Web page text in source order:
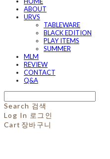
ABOUT
URVS
TABLEWARE
BLACK EDITION
PLAY ITEMS
SUMMER
MLM
REVIEW
CONTACT
Q&A
Search 검색
Log In 로그인
Cart 장바구니